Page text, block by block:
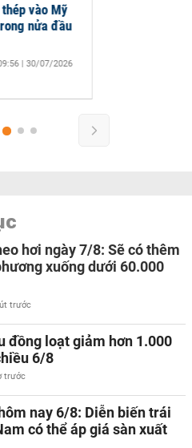
vào Mỹ
nửa đầu
| 30/07/2026
hơi ngày 7/8: Sẽ có thêm
xuống dưới 60.000
trước
đồng loạt giảm hơn 1.000
6/8
trước
nay 6/8: Diễn biến trái
có thể áp giá sàn xuất